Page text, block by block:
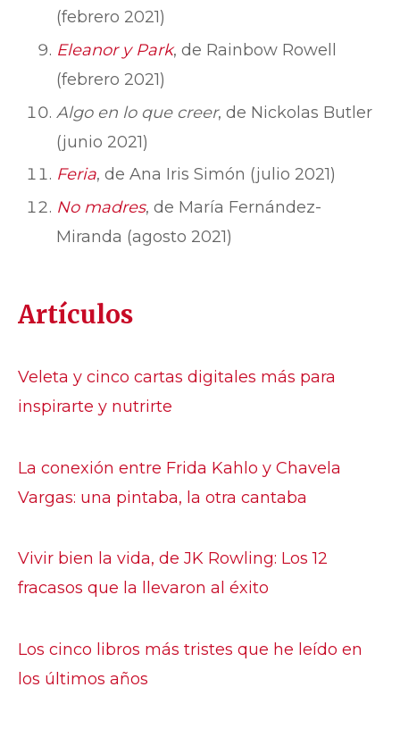
(febrero 2021)
Eleanor y Park, de Rainbow Rowell
(febrero 2021)
Algo en lo que creer, de Nickolas Butler
(junio 2021)
Feria, de Ana Iris Simón (julio 2021)
No madres, de María Fernández-
Miranda (agosto 2021)
Artículos
Veleta y cinco cartas digitales más para
inspirarte y nutrirte
La conexión entre Frida Kahlo y Chavela
Vargas: una pintaba, la otra cantaba
Vivir bien la vida, de JK Rowling: Los 12
fracasos que la llevaron al éxito
Los cinco libros más tristes que he leído en
los últimos años